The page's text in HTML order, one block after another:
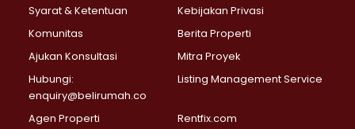
Properti Dijual di Gandaria Selatan >
Properti Dijual di Pondok Labu >
Properti Dijual di Lenteng Agung >
Properti Dijual di Senayan >
Properti Dijual di Pondok Pinang >
Syarat & Ketentuan
Kebijakan Privasi
Komunitas
Berita Properti
Ajukan Konsultasi
Mitra Proyek
Hubungi:
enquiry@belirumah.co
Listing Management Service
Agen Properti Rentfix.com